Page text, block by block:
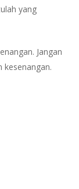
yang
Jangan
kesenangan.